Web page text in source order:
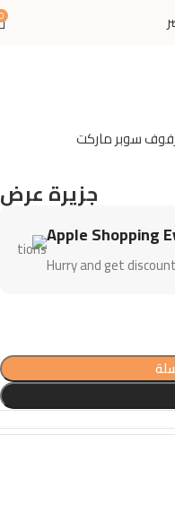
جزيرة عرض
Apple Shopping
Hurry and get